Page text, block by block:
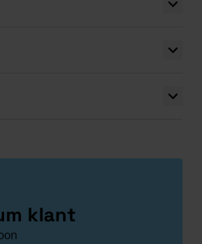
klant